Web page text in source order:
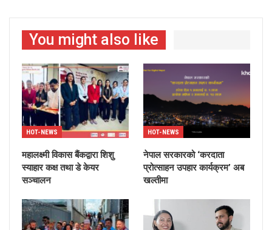
You might also like
HOT-NEWS
महालक्ष्मी विकास बैंकद्वारा शिशु
स्याहार कक्ष तथा डे केयर
सञ्चालन
HOT-NEWS
नेपाल सरकारको ‘करदाता
प्रोत्साहन उपहार कार्यक्रम’ अब
खल्तीमा